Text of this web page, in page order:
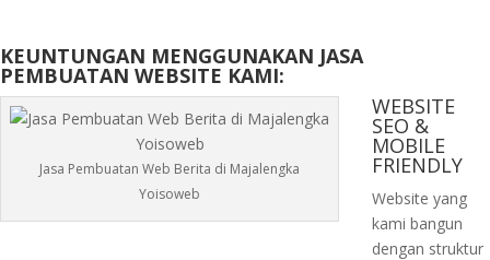
KEUNTUNGAN MENGGUNAKAN JASA
PEMBUATAN WEBSITE KAMI:
Jasa Pembuatan Web Berita di Majalengka
Yoisoweb
WEBSITE
SEO &
MOBILE
FRIENDLY
Website yang
kami bangun
dengan struktur